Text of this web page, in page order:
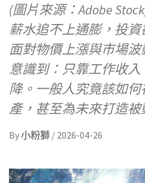
(圖片來源：Adobe
薪水追不上通膨，投
面對物價上漲與市場
意識到：只靠工作收
降。一般人究竟該如
產，甚至為未來打造被
By小粉獅 / 2026-04-26